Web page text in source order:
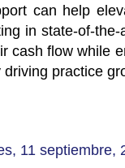
can help
in state-of-
cash flow while
practice
11 septiembre,